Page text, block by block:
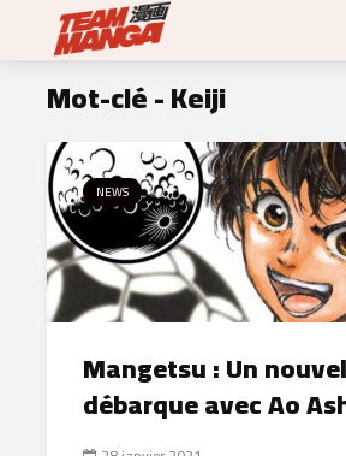
Mot-clé - Keiji
NEWS
Mangetsu : Un
débarque avec Ao